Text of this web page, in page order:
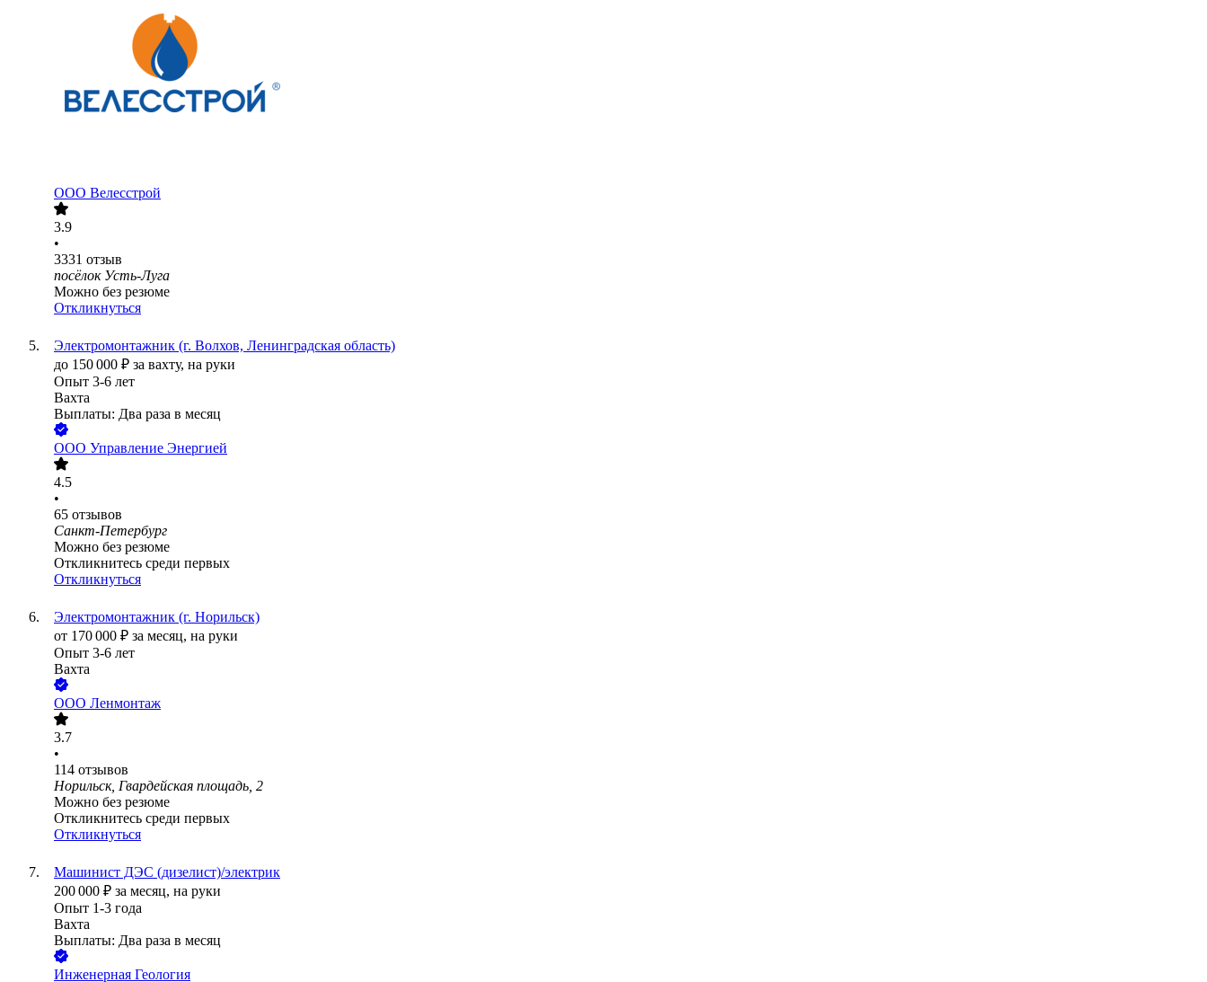
ООО Велесстрой
3.9
•
3331 отзыв
посёлок Усть-Луга
Можно без резюме
Откликнуться
Электромонтажник (г. Волхов, Ленинградская область)
до 150 000 ₽ за вахту, на руки
Опыт 3-6 лет
Вахта
Выплаты: Два раза в месяц
ООО Управление Энергией
4.5
•
65 отзывов
Санкт-Петербург
Можно без резюме
Откликнитесь среди первых
Откликнуться
Электромонтажник (г. Норильск)
от 170 000 ₽ за месяц, на руки
Опыт 3-6 лет
Вахта
ООО Ленмонтаж
3.7
•
114 отзывов
Норильск, Гвардейская площадь, 2
Можно без резюме
Откликнитесь среди первых
Откликнуться
Машинист ДЭС (дизелист)/электрик
200 000 ₽ за месяц, на руки
Опыт 1-3 года
Вахта
Выплаты: Два раза в месяц
Инженерная Геология